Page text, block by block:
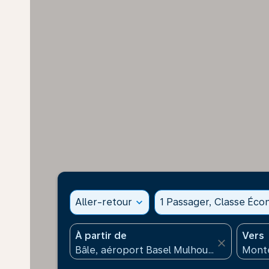
Aller-retour expand_more 1 Passager, Classe
À partir de
close
Vers